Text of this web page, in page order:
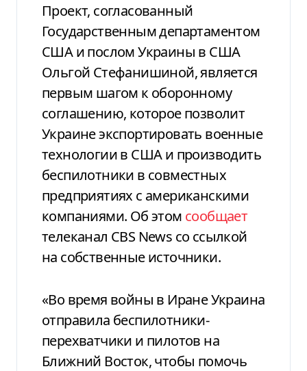
Проект, согласованный
Государственным департаментом
США и послом Украины в США
Ольгой Стефанишиной, является
первым шагом к оборонному
соглашению, которое позволит
Украине экспортировать военные
технологии в США и производить
беспилотники в совместных
предприятиях с американскими
компаниями. Об этом сообщает
телеканал CBS News со ссылкой
на собственные источники.
«Во время войны в Иране Украина
отправила беспилотники-
перехватчики и пилотов на
Ближний Восток, чтобы помочь